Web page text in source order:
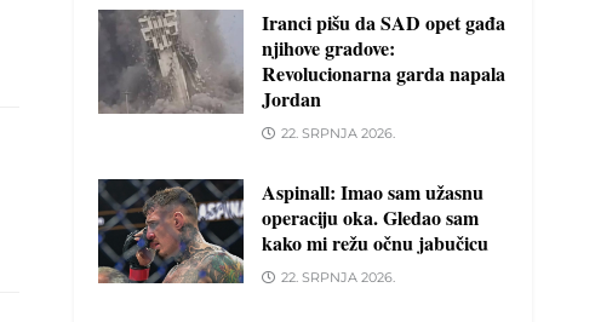
Iranci pišu da SAD opet gađa
njihove gradove:
Revolucionarna garda napala
Jordan
22. SRPNJA 2026.
Aspinall: Imao sam užasnu
operaciju oka. Gledao sam
kako mi režu očnu jabučicu
22. SRPNJA 2026.